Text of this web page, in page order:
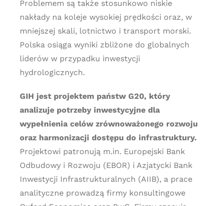
Problemem są także stosunkowo niskie
nakłady na koleje wysokiej prędkości oraz, w
mniejszej skali, lotnictwo i transport morski.
Polska osiąga wyniki zbliżone do globalnych
liderów w przypadku inwestycji
hydrologicznych.
GIH jest projektem państw G20, który
analizuje potrzeby inwestycyjne dla
wypełnienia celów zrównoważonego rozwoju
oraz harmonizacji dostępu do infrastruktury.
Projektowi patronują m.in. Europejski Bank
Odbudowy i Rozwoju (EBOR) i Azjatycki Bank
Inwestycji Infrastrukturalnych (AIIB), a prace
analityczne prowadzą firmy konsultingowe